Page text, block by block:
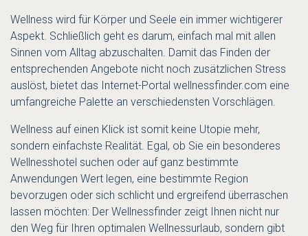
Wellness wird für Körper und Seele ein immer wichtigerer
Aspekt. Schließlich geht es darum, einfach mal mit allen
Sinnen vom Alltag abzuschalten. Damit das Finden der
entsprechenden Angebote nicht noch zusätzlichen Stress
auslöst, bietet das Internet-Portal wellnessfinder.com eine
umfangreiche Palette an verschiedensten Vorschlägen.
Wellness auf einen Klick ist somit keine Utopie mehr,
sondern einfachste Realität. Egal, ob Sie ein besonderes
Wellnesshotel suchen oder auf ganz bestimmte
Anwendungen Wert legen, eine bestimmte Region
bevorzugen oder sich schlicht und ergreifend überraschen
lassen möchten: Der Wellnessfinder zeigt Ihnen nicht nur
den Weg für Ihren optimalen Wellnessurlaub, sondern gibt